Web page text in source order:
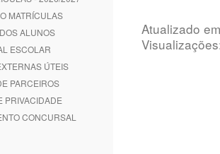
MATRÍCULAS
ALUNOS
ESCOLAR
ÚTEIS
PARCEIROS
PRIVACIDADE
CONCURSAL
Atualizado